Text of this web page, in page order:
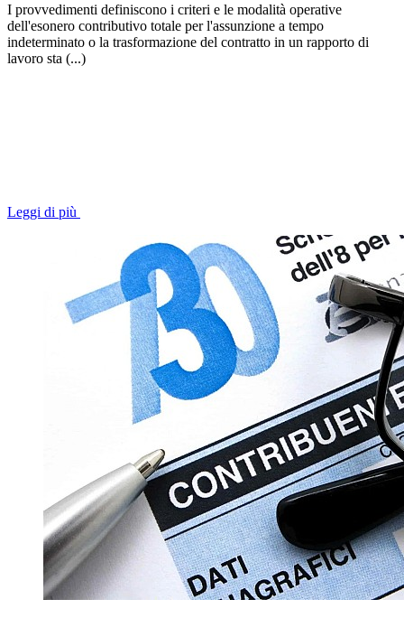
I provvedimenti definiscono i criteri e le modalità operative
dell'esonero contributivo totale per l'assunzione a tempo
indeterminato o la trasformazione del contratto in un rapporto di
lavoro sta (...)
Leggi di più